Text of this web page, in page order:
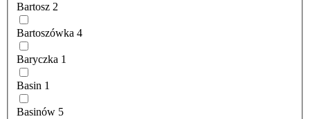
Bartosz 2
Bartoszówka 4
Baryczka 1
Basin 1
Basinów 5